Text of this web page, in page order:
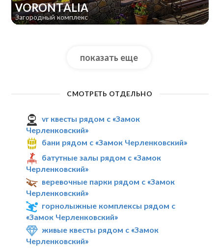
VORONTALIA
Загородный комплекс
показать еще
СМОТРЕТЬ ОТДЕЛЬНО
vr квесты рядом с «Замок
Черленковский»
бани рядом с «Замок Черленковский»
батутные залы рядом с «Замок
Черленковский»
веревочные парки рядом с «Замок
Черленковский»
горнолыжные комплексы рядом с
«Замок Черленковский»
живые квесты рядом с «Замок
Черленковский»